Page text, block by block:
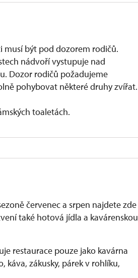
musí být pod dozorem rodičů.
nádvoří vystupuje nad
Dozor rodičů požadujeme
pohybovat některé druhy zvířat.
toaletách.
červenec a srpen najdete zde
také hotová jídla a kavárenskou
restaurace pouze jako kavárna
káva, zákusky, párek v rohlíku,